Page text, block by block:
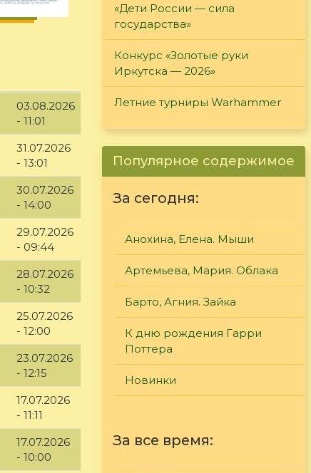
03.08.2026
- 11:01
31.07.2026
- 13:01
30.07.2026
- 14:00
29.07.2026
- 09:44
28.07.2026
- 10:32
25.07.2026
- 12:00
23.07.2026
- 12:15
17.07.2026
- 11:11
17.07.2026
- 10:00
«Дети России — сила
государства»
Конкурс «Золотые руки
Иркутска — 2026»
Летние турниры Warhammer
Популярное содержимое
За сегодня:
Анохина, Елена. Мыши
Артемьева, Мария. Облака
Барто, Агния. Зайка
К дню рождения Гарри
Поттера
Новинки
За все время: